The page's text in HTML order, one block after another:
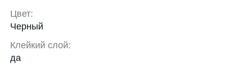
Цвет:
Черный
Клейкий слой:
да